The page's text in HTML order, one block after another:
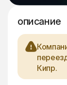
описание
Кипр.